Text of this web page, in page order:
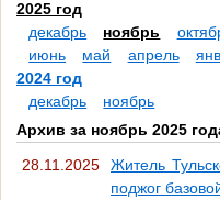
2025 год
декабрь
ноябрь
июнь
май апрель
2024 год
декабрь
ноябрь
Архив за ноябрь 2025
28.11.2025
Житель
поджог